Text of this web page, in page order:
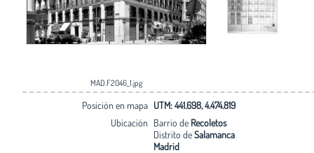
MAD.F2046_1.jpg
Posición en mapa UTM: 441.698, 4.474.819
Ubicación Barrio de Recoletos
Distrito deSalamanca
Madrid